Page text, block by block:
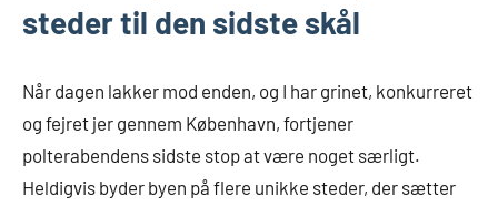
steder til den sidste skål
Når dagen lakker mod enden, og I har grinet, konkurreret
og fejret jer gennem København, fortjener
polterabendens sidste stop at være noget særligt.
Heldigvis byder byen på flere unikke steder, der sætter